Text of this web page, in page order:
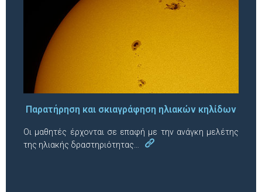
Παρατήρηση και σκιαγράφηση ηλιακών κηλίδων
Οι μαθητές έρχονται σε επαφή με την ανάγκη μελέτης
της ηλιακής δραστηριότητας…